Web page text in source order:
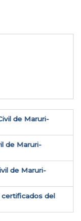
de Maruri-
de Maruri-
de Maruri-
certificados del